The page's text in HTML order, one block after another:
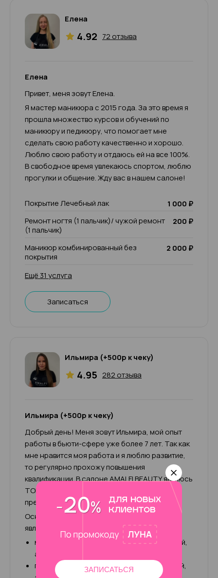
Елена
4.92 72 отзыва
Елена
Привет, меня зовут Елена.
Я мастер маникюра с 2015 года. За это время я
прошла множество курсов и обучений по
маникюру и педикюру, что помогает мне
сделать свою работу качественно и хорошо.
Люблю свою работу и отдаюсь ей на все 100%.
В свободное время увлекаюсь спортом, люблю
прогулки и общение. Жду вас в нашем салоне!
Покрытие Лечебный лак
1 000 ₽
Ремонт ногтя (1 пальчик)/ чужой ремонт
(1 пальчик)
200 ₽
Маникюр комбинированный без
покрытия
2 000 ₽
Ещё 31 услуга
Записаться
Ильмира (+500р к чеку)
4.95 282 отзыва
Ильмира (+500р к чеку)
Добрый день! Меня зовут Ильмира, мой опыт
работы в бьюти-сфере уже более 7 лет. Так как
мне нравится моя работа и я люблю развитие,
то регулярно прохожу повышения
квалификации. В салоне AMALFI BEAUTY являюсь
ТОП-мастером и инструктором с правом
преподавания.
Основным направлением моей работы
является:
маникюр: классический, комбинированный,
аппаратный, мужской
педикюр: классический, комбинированный,
ЗАПИСАТЬСЯ